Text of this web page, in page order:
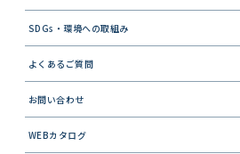
SDGs・環境への取組み
よくあるご質問
お問い合わせ
WEBカタログ